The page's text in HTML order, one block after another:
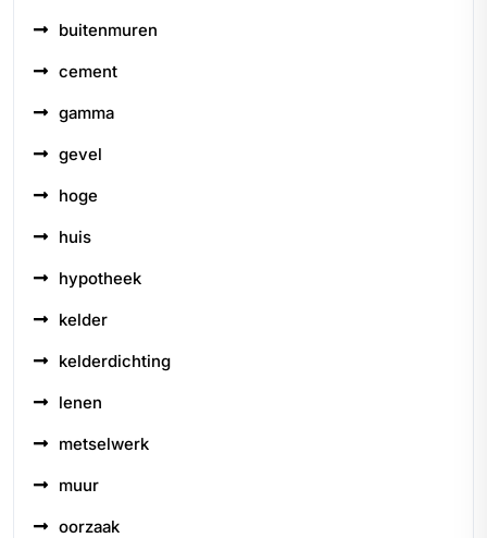
buitenmuren
cement
gamma
gevel
hoge
huis
hypotheek
kelder
kelderdichting
lenen
metselwerk
muur
oorzaak